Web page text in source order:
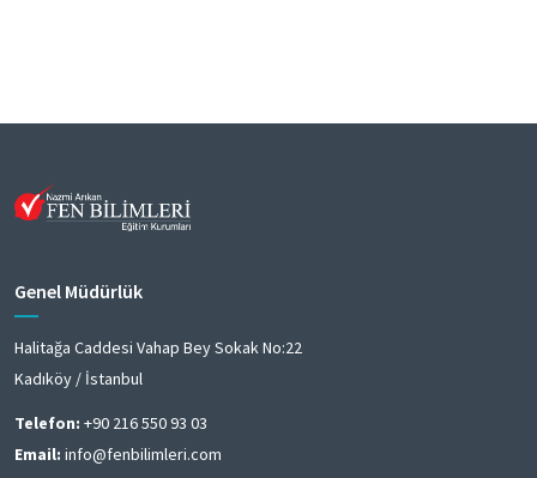
Genel Müdürlük
Halitağa Caddesi Vahap Bey Sokak No:22
Kadıköy / İstanbul
Telefon: +90 216 550 93 03
Email: info@fenbilimleri.com